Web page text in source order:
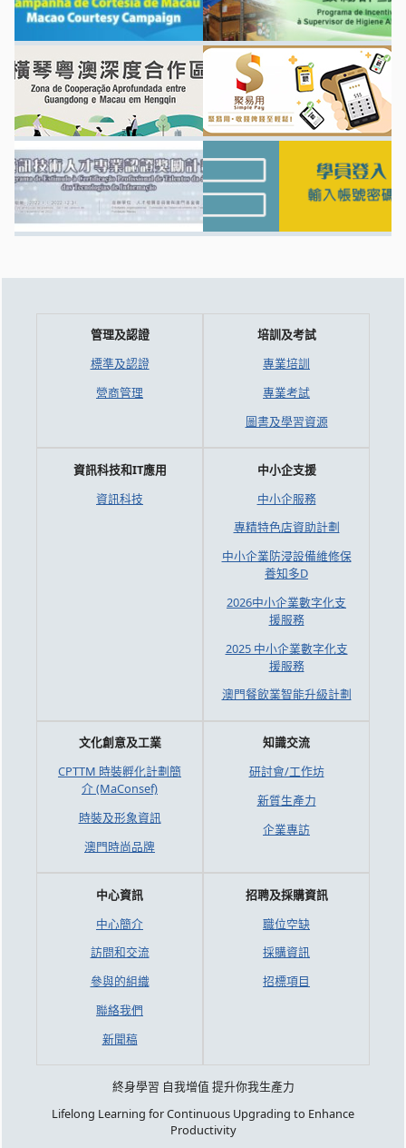
管理及認證
標準及認證
營商管理
培訓及考試
專業培訓
專業考試
圖書及學習資源
資訊科技和IT應用
資訊科技
中小企支援
中小企服務
專精特色店資助計劃
中小企業防浸設備維修保
養知多D
2026中小企業數字化支
援服務
2025 中小企業數字化支
援服務
澳門餐飲業智能升級計劃
文化創意及工業
CPTTM 時裝孵化計劃簡
介 (MaConsef)
時裝及形象資訊
澳門時尚品牌
知識交流
研討會/工作坊
新質生產力
企業專訪
中心資訊
中心簡介
訪問和交流
參與的組織
聯絡我們
新聞稿
招聘及採購資訊
職位空缺
採購資訊
招標項目
終身學習 自我增值 提升你我生產力
Lifelong Learning for Continuous Upgrading to Enhance
Productivity